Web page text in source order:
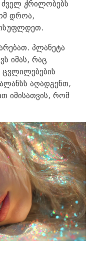
ძველ ჭრილობებს
დროა,
პლანეტა
იმას, რაც
ცვლილებების
აღადგენთ,
იმისათვის, რომ